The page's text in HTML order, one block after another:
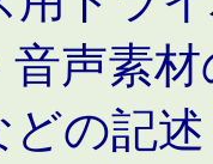
音声素
の記